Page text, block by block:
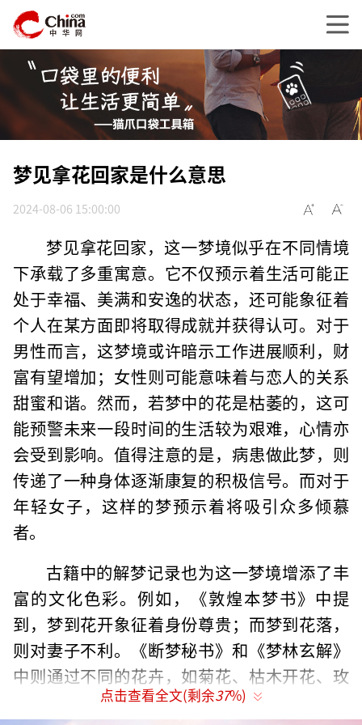
梦见拿花回家是什么意思
2024-08-06 15:00:00
梦见拿花回家，这一梦境似乎在不同情境
下承载了多重寓意。它不仅预示着生活可能正
处于幸福、美满和安逸的状态，还可能象征着
个人在某方面即将取得成就并获得认可。对于
男性而言，这梦境或许暗示工作进展顺利，财
富有望增加；女性则可能意味着与恋人的关系
甜蜜和谐。然而，若梦中的花是枯萎的，这可
能预警未来一段时间的生活较为艰难，心情亦
会受到影响。值得注意的是，病患做此梦，则
传递了一种身体逐渐康复的积极信号。而对于
年轻女子，这样的梦预示着将吸引众多倾慕
者。
古籍中的解梦记录也为这一梦境增添了丰
富的文化色彩。例如，《敦煌本梦书》中提
到，梦到花开象征着身份尊贵；而梦到花落，
则对妻子不利。《断梦秘书》和《梦林玄解》
中则通过不同的花卉，如菊花、枯木开花、玫
瑰、牡丹等，阐述了各自独特的吉祥寓意，涵
点击查看全文(剩余37%)